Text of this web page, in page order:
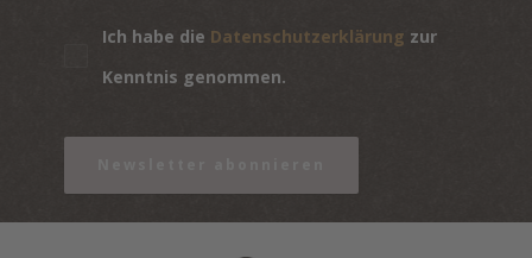
Ich habe die Datenschutzerklärung zur
Kenntnis genommen.